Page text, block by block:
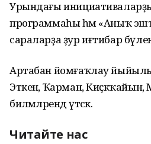
Урындағы
программаһы һәм «Аныҡ
сараларҙа ҙур иғтибар
Артабан йомғаҡлау
Эткенә, Ҡарман,
биләмәләрендә үтәсәк.
Читайте нас